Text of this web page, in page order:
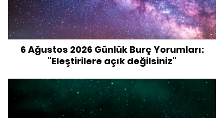
6 Ağustos 2026 Günlük Burç Yorumları:
"Eleştirilere açık değilsiniz"